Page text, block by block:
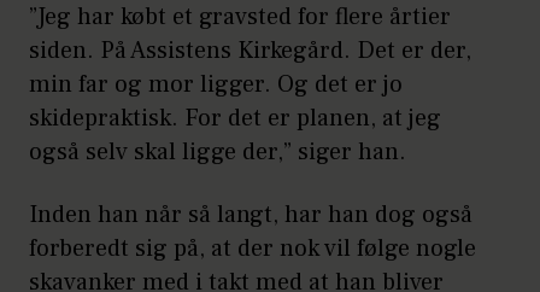
”Jeg har købt et gravsted for flere årtier
siden. På Assistens Kirkegård. Det er der,
min far og mor ligger. Og det er jo
skidepraktisk. For det er planen, at jeg
også selv skal ligge der,” siger han.
Inden han når så langt, har han dog også
forberedt sig på, at der nok vil følge nogle
skavanker med i takt med at han bliver